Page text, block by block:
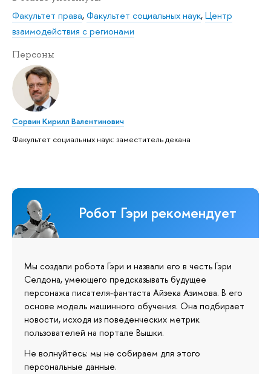
Факультет права,Факультет социальных наук,Центр
взаимодействия с регионами
Персоны
Сорвин Кирилл Валентинович
Факультет социальных наук: заместитель декана
Робот Гэри рекомендует
Мы создали робота Гэри и назвали его в честь Гэри
Селдона, умеющего предсказывать будущее
персонажа писателя-фантаста Айзека Азимова. В его
основе модель машинного обучения. Она подбирает
новости, исходя из поведенческих метрик
пользователей на портале Вышки.
Не волнуйтесь: мы не собираем для этого
персональные данные.